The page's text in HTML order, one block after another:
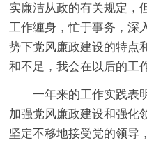
实廉洁从政的有关规定，
工作缠身，忙于事务，深
势下党风廉政建设的特点
和不足，我会在以后的工
一年来的工作实践表
加强党风廉政建设和强化
坚定不移地接受党的领导